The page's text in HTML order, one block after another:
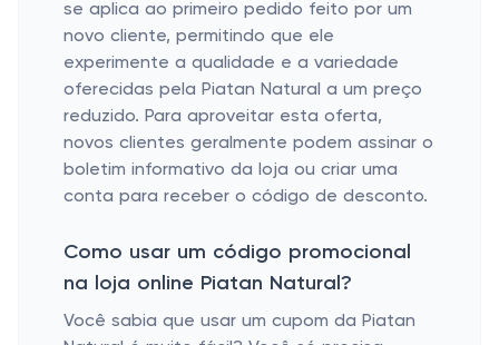
se aplica ao primeiro pedido feito por um
novo cliente, permitindo que ele
experimente a qualidade e a variedade
oferecidas pela Piatan Natural a um preço
reduzido. Para aproveitar esta oferta,
novos clientes geralmente podem assinar o
boletim informativo da loja ou criar uma
conta para receber o código de desconto.
Como usar um código promocional
na loja online Piatan Natural?
Você sabia que usar um cupom da Piatan